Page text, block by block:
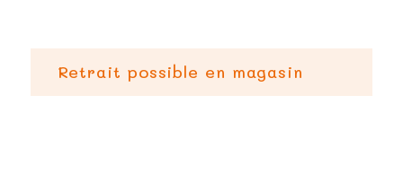
Retrait possible en magasin